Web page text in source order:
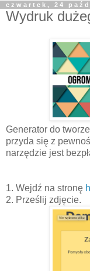
czwartek, 24
Wydruk
Generator do
przyda się z
narzędzie jest
1. Wejdź na stronę
2. Prześlij zdjęcie.